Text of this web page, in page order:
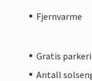
Fjernvarme
Gratis
Antall